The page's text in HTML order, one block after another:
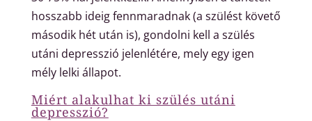
hosszabb ideig fennmaradnak (a szülést követő
második hét után is), gondolni kell a szülés
utáni depresszió jelenlétére, mely egy igen
mély lelki állapot.
Miért alakulhat ki szülés utáni
depresszió?